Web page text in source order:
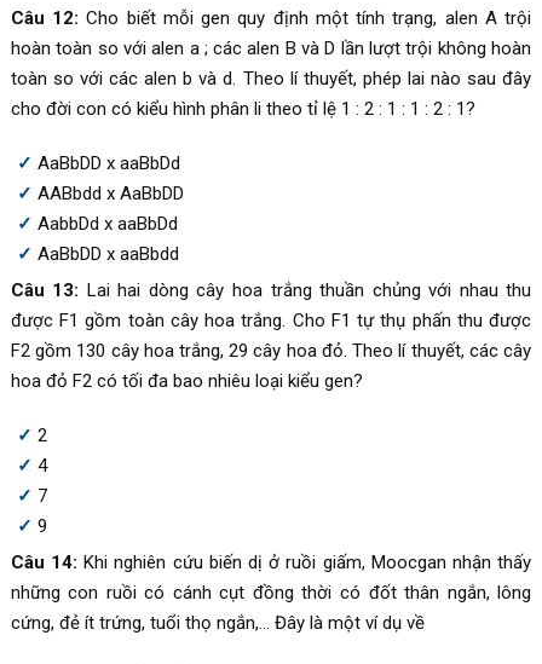
Câu 12: Cho biết mỗi gen quy định một tính trạng, alen A trội
hoàn toàn so với alen a ; các alen B và D lần lượt trội không hoàn
toàn so với các alen b và d. Theo lí thuyết, phép lai nào sau đây
cho đời con có kiểu hình phân li theo tỉ lệ 1 : 2 : 1 : 1 : 2 : 1?
AaBbDD x aaBbDd
AABbdd x AaBbDD
AabbDd x aaBbDd
AaBbDD x aaBbdd
Câu 13: Lai hai dòng cây hoa trắng thuần chủng với nhau thu
được F1 gồm toàn cây hoa trắng. Cho F1 tự thụ phấn thu được
F2 gồm 130 cây hoa trắng, 29 cây hoa đỏ. Theo lí thuyết, các cây
hoa đỏ F2 có tối đa bao nhiêu loại kiểu gen?
2
4
7
9
Câu 14: Khi nghiên cứu biến dị ở ruồi giấm, Moocgan nhận thấy
những con ruồi có cánh cụt đồng thời có đốt thân ngắn, lông
cứng, đẻ ít trứng, tuổi thọ ngắn,… Đây là một ví dụ về